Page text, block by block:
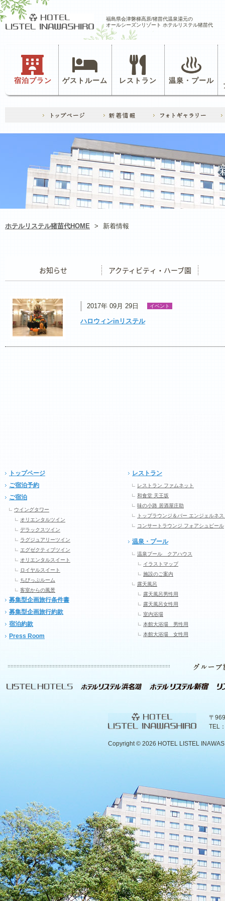
福島県会津磐梯高原/猪苗代温泉湯元の
オールシーズンリゾート ホテルリステル猪苗代
宿泊プラン ゲストルーム レストラン 温泉・プール
ホテルリステル猪苗代HOME > 新着情報
2017年 09月 29日 イベント
ハロウィンinリステル
トップページ
ご宿泊予約
ご宿泊
ウイングタワー
オリエンタルツイン
デラックスツイン
ラグジュアリーツイン
エグゼクティブツイン
オリエンタルスイート
ロイヤルスイート
ちびっぷルーム
客室からの風景
募集型企画旅行条件書
募集型企画旅行約款
宿泊約款
Press Room
レストラン
レストラン ファムネット
和食堂 天王坂
味の小路 居酒屋庄助
トップラウンジ＆バー エンジェルネス
コンサートラウンジ フォアシュピール
温泉・プール
温泉プール クアハウス
イラストマップ
施設のご案内
露天風呂
露天風呂男性用
露天風呂女性用
室内浴場
本館大浴場 男性用
本館大浴場 女性用
〒
TEL
Copyright © 2026 HOTEL LISTEL